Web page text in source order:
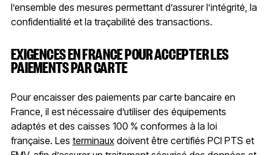
l’ensemble des mesures permettant d’assurer l’intégrité, la
confidentialité et la traçabilité des transactions.
EXIGENCES EN FRANCE POUR ACCEPTER LES
PAIEMENTS PAR CARTE
Pour encaisser des paiements par carte bancaire en
France, il est nécessaire d’utiliser des équipements
adaptés et des caisses 100 % conformes à la loi
française. Les terminauxdoivent être certifiés PCI PTS et